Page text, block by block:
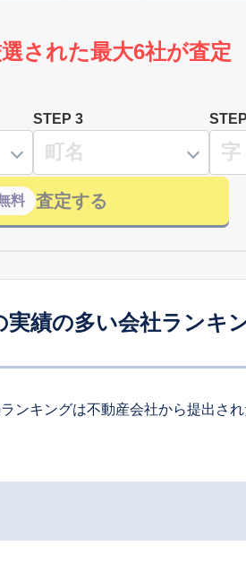
された最大6社が査定
STEP 3
料 査定する
実績の多い会社ランキ
ンキングは不動産会社から提出さ